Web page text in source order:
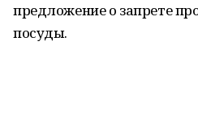
предложение о запрете
посуды.